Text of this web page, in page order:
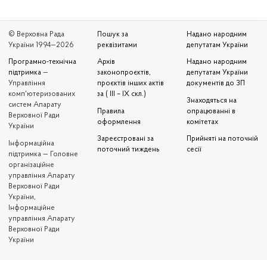
© Верховна Рада
України 1994—2026
Програмно-технічна
підтримка —
Управління
комп'ютеризованих
систем Апарату
Верховної Ради
України
Iнформаційна
підтримка — Головне
організаційне
управління Апарату
Верховної Ради
України,
Інформаційне
управління Апарату
Верховної Ради
України
Пошук за
реквізитами
Архів
законопроєктів,
проєктів інших актів
за ( III – IX скл.)
Правила
оформлення
Зареєстровані за
поточний тиждень
Надано народним
депутатам України
Надано народним
депутатам України
документів до ЗП
Знаходяться на
опрацюванні в
комітетах
Прийняті на поточній
сесії